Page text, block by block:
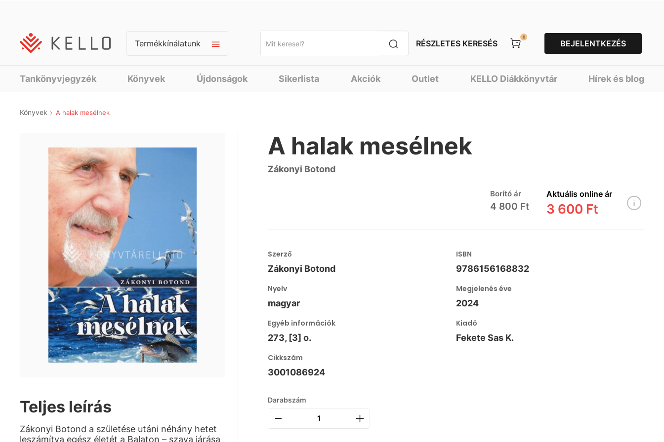
Termékkínálatunk RÉSZLETES KERESÉS
0
BEJELENTKEZÉS
Tankönyvjegyzék Könyvek Újdonságok Sikerlista Akciók Outlet KELLO Diákkönyvtár Hírek és blog
Könyvek A halak mesélnek
Teljes leírás
Zákonyi Botond a születése utáni néhány hetet
leszámítva egész életét a Balaton – szava járása
A halak mesélnek
Zákonyi Botond
Borító ár
4 800 Ft
Aktuális online ár
3 600 Ft
Szerző
Zákonyi Botond
ISBN
9786156168832
Nyelv
magyar
Megjelenés éve
2024
Egyéb információk
273, [3] o.
Kiadó
Fekete Sas K.
Cikkszám
3001086924
Darabszám